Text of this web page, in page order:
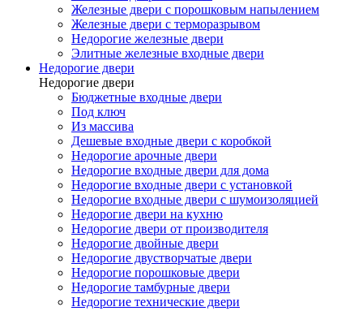
Железные двери с порошковым напылением
Железные двери с терморазрывом
Недорогие железные двери
Элитные железные входные двери
Недорогие двери
Недорогие двери
Бюджетные входные двери
Под ключ
Из массива
Дешевые входные двери с коробкой
Недорогие арочные двери
Недорогие входные двери для дома
Недорогие входные двери с установкой
Недорогие входные двери с шумоизоляцией
Недорогие двери на кухню
Недорогие двери от производителя
Недорогие двойные двери
Недорогие двустворчатые двери
Недорогие порошковые двери
Недорогие тамбурные двери
Недорогие технические двери